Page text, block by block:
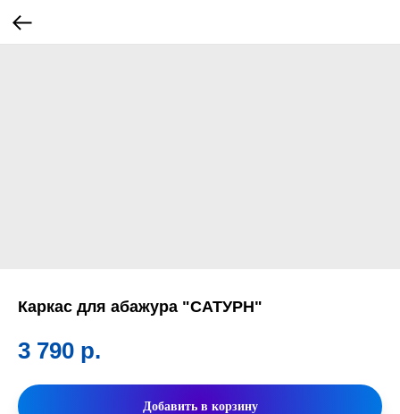
Каркас для абажура "САТУРН"
3 790 р.
Добавить в корзину